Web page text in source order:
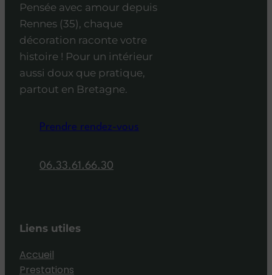
Pensée avec amour depuis
Rennes (35), chaque
décoration raconte votre
histoire ! Pour un intérieur
aussi doux que pratique,
partout en Bretagne.
Prendre rendez-vous
06.33.61.66.30
Liens utiles
Accueil
Prestations